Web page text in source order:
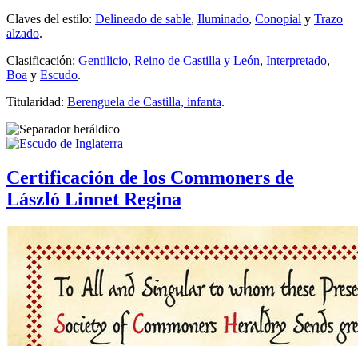
Claves del estilo: Delineado de sable, Iluminado, Conopial y Trazo
alzado.
Clasificación: Gentilicio, Reino de Castilla y León, Interpretado,
Boa y Escudo.
Titularidad: Berenguela de Castilla, infanta.
Certificación de los Commoners de
László Linnet Regina